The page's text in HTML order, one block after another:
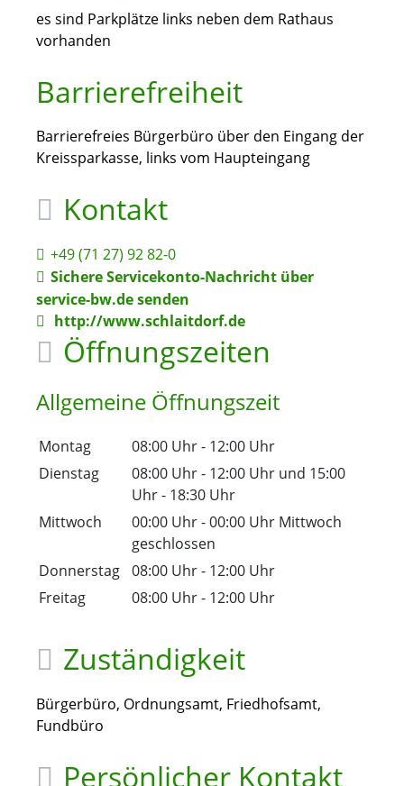
es sind Parkplätze links neben dem Rathaus
vorhanden
Barrierefreiheit
Barrierefreies Bürgerbüro über den Eingang der
Kreissparkasse, links vom Haupteingang
Kontakt
+49 (71 27) 92 82-0
Sichere Servicekonto-Nachricht über
service-bw.de senden
http://www.schlaitdorf.de
Öffnungszeiten
Allgemeine Öffnungszeit
Montag 08:00 Uhr- 12:00 Uhr
Dienstag
08:00 Uhr- 12:00 Uhr und 15:00
Uhr- 18:30 Uhr
Mittwoch
00:00 Uhr-00:00 Uhr Mittwoch
geschlossen
Donnerstag 08:00 Uhr- 12:00 Uhr
Freitag
08:00 Uhr- 12:00 Uhr
Zuständigkeit
Bürgerbüro, Ordnungsamt, Friedhofsamt,
Fundbüro
Persönlicher Kontakt